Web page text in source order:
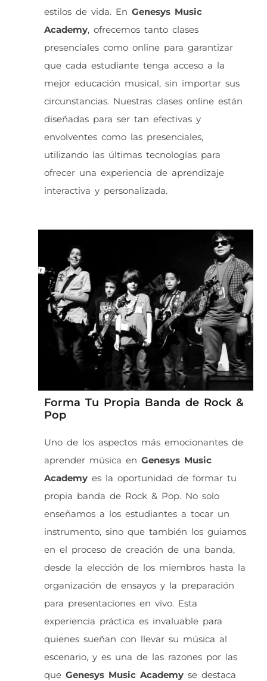
estilos de vida. En Genesys Music
Academy, ofrecemos tanto clases
presenciales como online para garantizar
que cada estudiante tenga acceso a la
mejor educación musical, sin importar sus
circunstancias. Nuestras clases online están
diseñadas para ser tan efectivas y
envolventes como las presenciales,
utilizando las últimas tecnologías para
ofrecer una experiencia de aprendizaje
interactiva y personalizada.
Forma Tu Propia Banda de Rock &
Pop
Uno de los aspectos más emocionantes de
aprender música en Genesys Music
Academyes la oportunidad de formar tu
propia banda de Rock & Pop. No solo
enseñamos a los estudiantes a tocar un
instrumento, sino que también los guiamos
en el proceso de creación de una banda,
desde la elección de los miembros hasta la
organización de ensayos y la preparación
para presentaciones en vivo. Esta
experiencia práctica es invaluable para
quienes sueñan con llevar su música al
escenario, y es una de las razones por las
que Genesys Music Academyse destaca